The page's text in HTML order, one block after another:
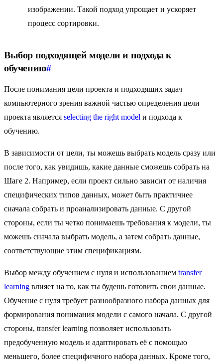
изображении. Такой подход упрощает и ускоряет
процесс сортировки.
Выбор подходящей модели и подхода к
обучению#
После понимания цели проекта и подходящих задач
компьютерного зрения важной частью определения цели
проекта является selecting the right model и подхода к
обучению.
В зависимости от цели, ты можешь выбрать модель сразу или
после того, как увидишь, какие данные сможешь собрать на
Шаге 2. Например, если проект сильно зависит от наличия
специфических типов данных, может быть практичнее
сначала собрать и проанализировать данные. С другой
стороны, если ты четко понимаешь требования к модели, ты
можешь сначала выбрать модель, а затем собрать данные,
соответствующие этим спецификациям.
Выбор между обучением с нуля и использованием transfer
learning влияет на то, как ты будешь готовить свои данные.
Обучение с нуля требует разнообразного набора данных для
формирования понимания модели с самого начала. С другой
стороны, transfer learning позволяет использовать
предобученную модель и адаптировать её с помощью
меньшего, более специфичного набора данных. Кроме того,